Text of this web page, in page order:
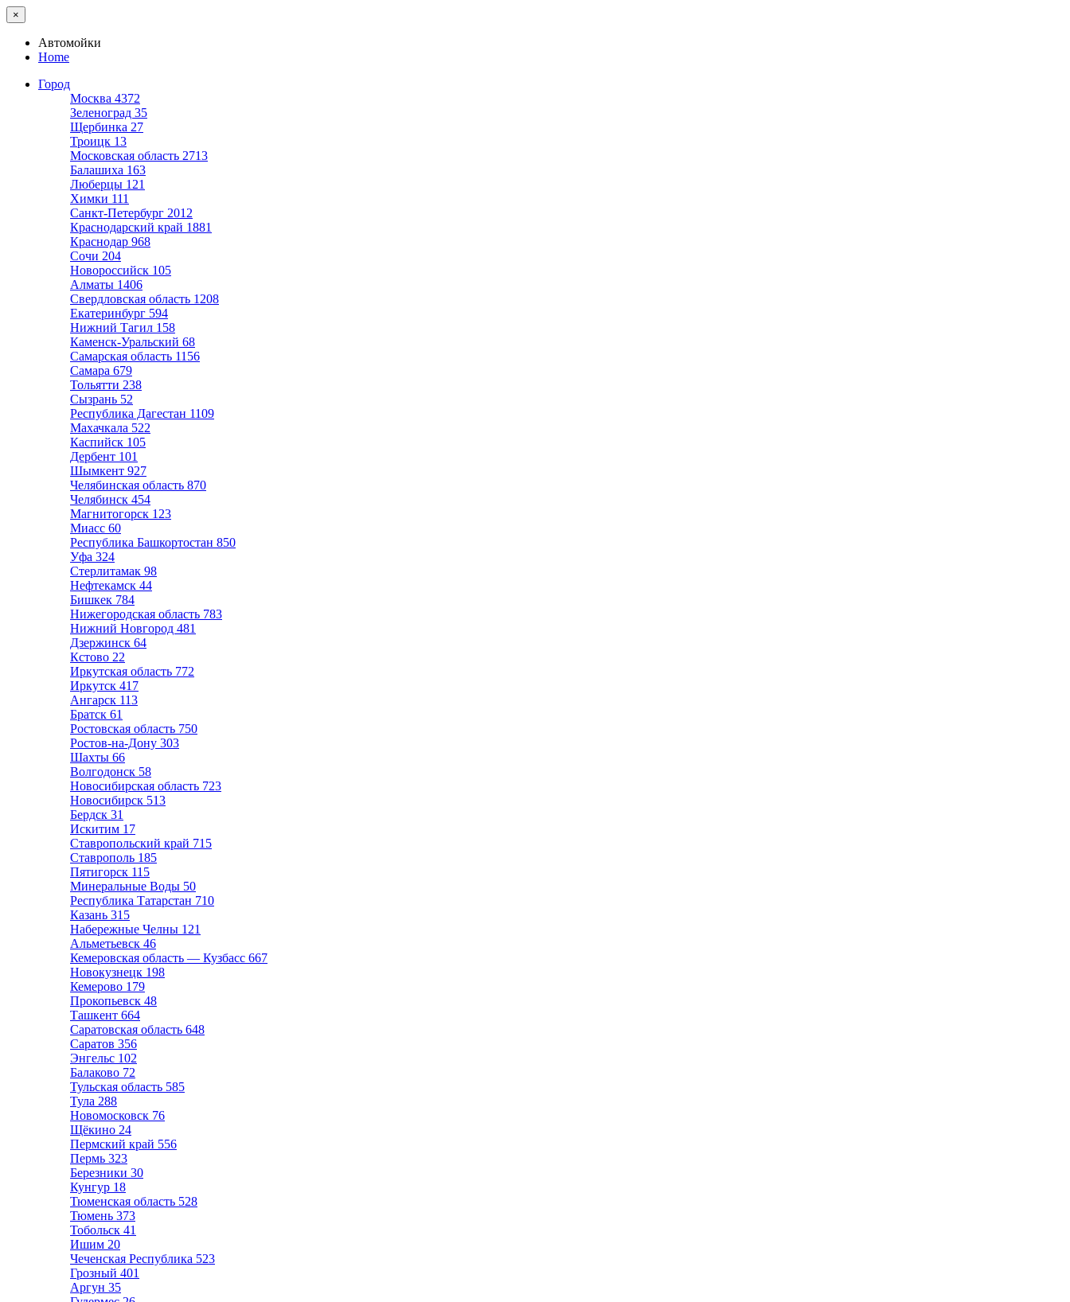
×
Автомойки
Home
Город
Москва 4372
Зеленоград 35
Щербинка 27
Троицк 13
Московская область 2713
Балашиха 163
Люберцы 121
Химки 111
Санкт-Петербург 2012
Краснодарский край 1881
Краснодар 968
Сочи 204
Новороссийск 105
Алматы 1406
Свердловская область 1208
Екатеринбург 594
Нижний Тагил 158
Каменск-Уральский 68
Самарская область 1156
Самара 679
Тольятти 238
Сызрань 52
Республика Дагестан 1109
Махачкала 522
Каспийск 105
Дербент 101
Шымкент 927
Челябинская область 870
Челябинск 454
Магнитогорск 123
Миасс 60
Республика Башкортостан 850
Уфа 324
Стерлитамак 98
Нефтекамск 44
Бишкек 784
Нижегородская область 783
Нижний Новгород 481
Дзержинск 64
Кстово 22
Иркутская область 772
Иркутск 417
Ангарск 113
Братск 61
Ростовская область 750
Ростов-на-Дону 303
Шахты 66
Волгодонск 58
Новосибирская область 723
Новосибирск 513
Бердск 31
Искитим 17
Ставропольский край 715
Ставрополь 185
Пятигорск 115
Минеральные Воды 50
Республика Татарстан 710
Казань 315
Набережные Челны 121
Альметьевск 46
Кемеровская область — Кузбасс 667
Новокузнецк 198
Кемерово 179
Прокопьевск 48
Ташкент 664
Саратовская область 648
Саратов 356
Энгельс 102
Балаково 72
Тульская область 585
Тула 288
Новомосковск 76
Щёкино 24
Пермский край 556
Пермь 323
Березники 30
Кунгур 18
Тюменская область 528
Тюмень 373
Тобольск 41
Ишим 20
Чеченская Республика 523
Грозный 401
Аргун 35